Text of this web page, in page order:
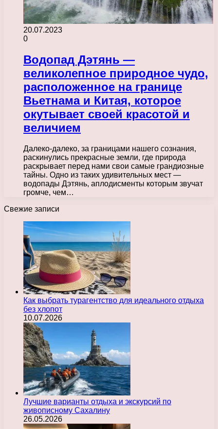
20.07.2023
0
Водопад Дэтянь —
великолепное природное чудо,
расположенное на границе
Вьетнама и Китая, которое
окутывает своей красотой и
величием
Далеко-далеко, за границами нашего сознания,
раскинулись прекрасные земли, где природа
раскрывает перед нами свои самые грандиозные
тайны. Одно из таких удивительных мест —
водопады Дэтянь, аплодисменты которым звучат
громче, чем…
Свежие записи
Как выбрать турагентство для идеального отдыха
без хлопот
10.07.2026
Лучшие варианты отдыха и экскурсий по
живописному Сахалину
26.05.2026